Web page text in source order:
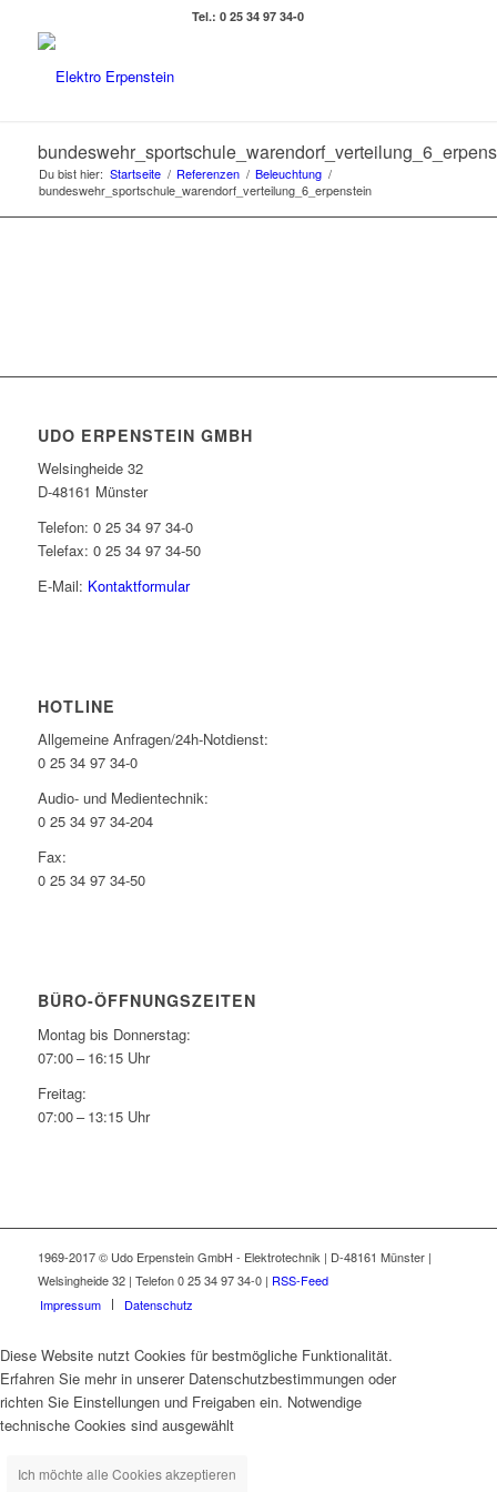
Tel.: 0 25 34 97 34-0
Du bist hier: Startseite / Referenzen / Beleuchtung /
bundeswehr_sportschule_warendorf_verteilung_6_erpenstein
UDO ERPENSTEIN GMBH
Welsingheide 32
D-48161 Münster
Telefon: 0 25 34 97 34-0
Telefax: 0 25 34 97 34-50
E-Mail: Kontaktformular
HOTLINE
Allgemeine Anfragen/24h-Notdienst:
0 25 34 97 34-0
Audio- und Medientechnik:
0 25 34 97 34-204
Fax:
0 25 34 97 34-50
BÜRO-ÖFFNUNGSZEITEN
Montag bis Donnerstag:
07:00 – 16:15 Uhr
Freitag:
07:00 – 13:15 Uhr
1969-2017 © Udo Erpenstein GmbH - Elektrotechnik | D-48161 Münster |
Welsingheide 32 | Telefon 0 25 34 97 34-0 | RSS-Feed
Impressum
Datenschutz
Diese Website nutzt Cookies für bestmögliche Funktionalität.
Erfahren Sie mehr in unserer Datenschutzbestimmungen oder
richten Sie Einstellungen und Freigaben ein. Notwendige
technische Cookies sind ausgewählt
Ich möchte alle Cookies akzeptieren